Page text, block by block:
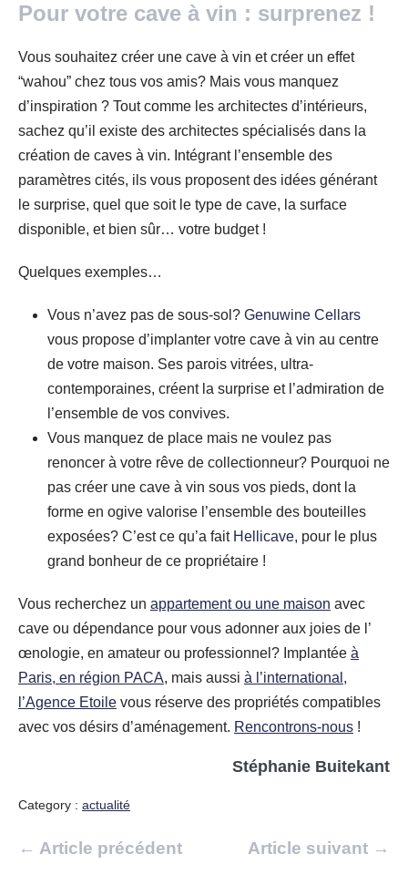
Pour votre cave à vin : surprenez !
Vous souhaitez créer une cave à vin et créer un effet
“wahou” chez tous vos amis? Mais vous manquez
d’inspiration ? Tout comme les architectes d’intérieurs,
sachez qu’il existe des architectes spécialisés dans la
création de caves à vin. Intégrant l’ensemble des
paramètres cités, ils vous proposent des idées générant
le surprise, quel que soit le type de cave, la surface
disponible, et bien sûr… votre budget !
Quelques exemples…
Vous n’avez pas de sous-sol? Genuwine Cellars
vous propose d’implanter votre cave à vin au centre
de votre maison. Ses parois vitrées, ultra-
contemporaines, créent la surprise et l’admiration de
l’ensemble de vos convives.
Vous manquez de place mais ne voulez pas
renoncer à votre rêve de collectionneur? Pourquoi ne
pas créer une cave à vin sous vos pieds, dont la
forme en ogive valorise l’ensemble des bouteilles
exposées? C’est ce qu’a fait Hellicave, pour le plus
grand bonheur de ce propriétaire !
Vous recherchez un appartement ou une maison avec
cave ou dépendance pour vous adonner aux joies de l’
œnologie, en amateur ou professionnel? Implantée à
Paris, en région PACA, mais aussi à l’international ,
l’Agence Etoile vous réserve des propriétés compatibles
avec vos désirs d’aménagement. Rencontrons-nous !
Stéphanie Buitekant
Category : actualité
Navigation
← Article précédent Article suivant →